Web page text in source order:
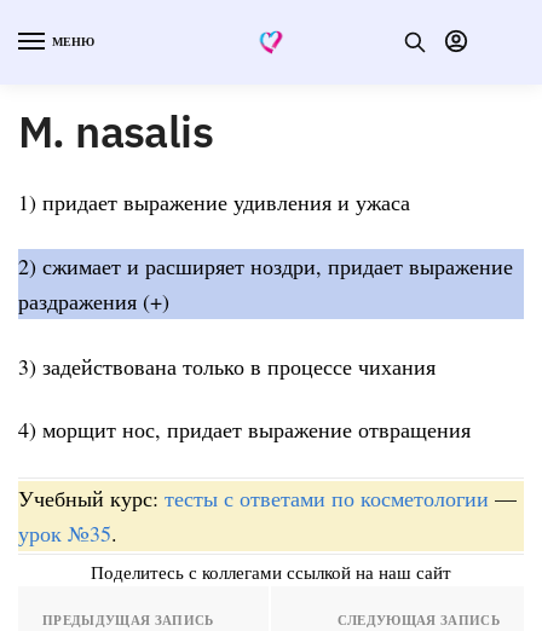
МЕНЮ
M. nasalis
1) придает выражение удивления и ужаса
2) сжимает и расширяет ноздри, придает выражение
раздражения (+)
3) задействована только в процессе чихания
4) морщит нос, придает выражение отвращения
Учебный курс: тесты с ответами по косметологии —
урок №35.
Поделитесь с коллегами ссылкой на наш сайт
ПРЕДЫДУЩАЯ ЗАПИСЬ СЛЕДУЮЩАЯ ЗАПИСЬ